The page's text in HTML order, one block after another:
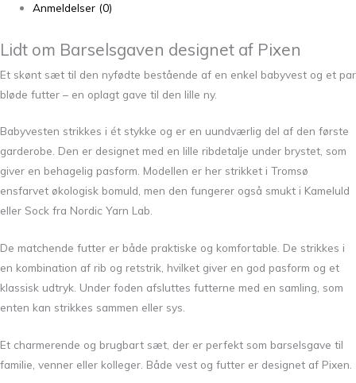
Anmeldelser (0)
Lidt om Barselsgaven designet af Pixen
Et skønt sæt til den nyfødte bestående af en enkel babyvest og et par
bløde futter – en oplagt gave til den lille ny.
Babyvesten strikkes i ét stykke og er en uundværlig del af den første
garderobe. Den er designet med en lille ribdetalje under brystet, som
giver en behagelig pasform. Modellen er her strikket i Tromsø
ensfarvet økologisk bomuld, men den fungerer også smukt i Kameluld
eller Sock fra Nordic Yarn Lab.
De matchende futter er både praktiske og komfortable. De strikkes i
en kombination af rib og retstrik, hvilket giver en god pasform og et
klassisk udtryk. Under foden afsluttes futterne med en samling, som
enten kan strikkes sammen eller sys.
Et charmerende og brugbart sæt, der er perfekt som barselsgave til
familie, venner eller kolleger. Både vest og futter er designet af Pixen.